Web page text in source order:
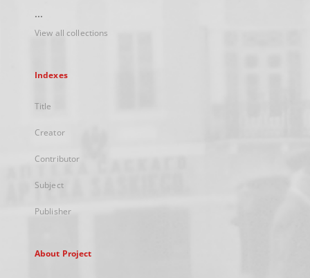
...
View all collections
Indexes
Title
Creator
Contributor
Subject
Publisher
About Project